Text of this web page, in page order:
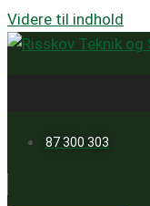
Videre til indhold
87 300 303